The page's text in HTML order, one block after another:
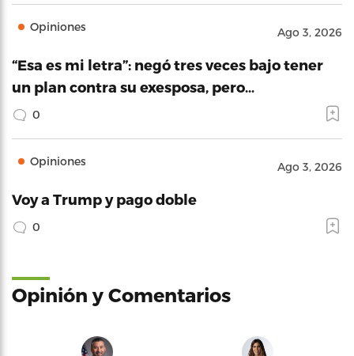
Opiniones Ago 3, 2026
“Esa es mi letra”: negó tres veces bajo tener
un plan contra su exesposa, pero…
0
Opiniones Ago 3, 2026
Voy a Trump y pago doble
0
Opinión y Comentarios